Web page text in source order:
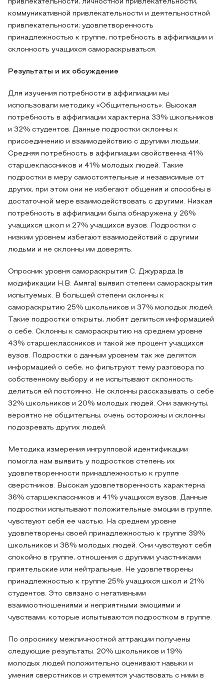
привлекательности, личностной привлекательности,
коммуникативной привлекательности и деятельностной
привлекательности; удовлетворенность
принадлежностью к группе, потребность в аффилиации и
склонность учащихся самораскрываться.
Результаты и их обсуждение
Для изучения потребности в аффилиации мы
использовали методику «Общительность». Высокая
потребность в аффилиации характерна 33% школьников
и 32% студентов. Данные подростки склонны к
присоединению и взаимодействию с другими людьми.
Средняя потребность в аффилиации свойственна 41%
старшеклассников и 41% молодых людей. Такие
подростки в меру самостоятельные и независимые от
других, при этом они не избегают общения и способны в
достаточной мере взаимодействовать с другими. Низкая
потребность в аффилиации была обнаружена у 26%
учащихся школ и 27% учащихся вузов. Подростки с
низким уровнем избегают взаимодействий с другими
людьми и не склонны им доверять.
Опросник уровня самораскрытия С. Джурарда (в
модификации Н.В. Амяга) выявил степени самораскрытия
испытуемых. В большей степени склонны к
самораскрытию 25% школьников и 37% молодых людей.
Такие подростки открыты, любят делиться информацией
о себе. Склонны к самораскрытию на среднем уровне
43% старшеклассников и такой же процент учащихся
вузов. Подростки с данным уровнем так же делятся
информацией о себе, но фильтруют тему разговора по
собственному выбору и не испытывают склонность
делиться ей постоянно. Не склонны рассказывать о себе
32% школьников и 20% молодых людей. Они замкнуты,
вероятно не общительны, очень осторожны и склонны
подозревать других людей.
Методика измерения ингрупповой идентификации
помогла нам выявить у подростков степень их
удовлетворенности принадлежностью к группе
сверстников. Высокая удовлетворенность характерна
36% старшеклассников и 41% учащихся вузов. Данные
подростки испытывают положительные эмоции в группе,
чувствуют себя ее частью. На среднем уровне
удовлетворены своей принадлежностью к группе 39%
школьников и 38% молодых людей. Они чувствуют себя
спокойно в группе, отношения с другими участниками
приятельские или нейтральные. Не удовлетворены
принадлежностью к группе 25% учащихся школ и 21%
студентов. Это связано с негативными
взаимоотношениями и неприятными эмоциями и
чувствами, которые испытываются подростком в группе.
По опроснику межличностной аттракции получены
следующие результаты. 20% школьников и 19%
молодых людей положительно оценивают навыки и
умения сверстников и стремятся участвовать с ними в